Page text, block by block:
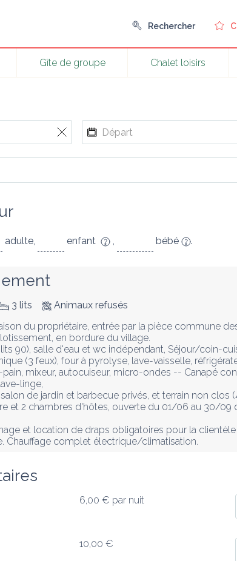
Rechercher
Gîte de groupe Chalet loisirs
adulte, enfant , bébé .
3 lits
Animaux refusés
du propriétaire, entrée par la pièce commune
en bordure du village.
90), salle d'eau et wc indépendant, Séjour/coin-
(3 feux), four à pyrolyse, lave-vaisselle,
mixeur, autocuiseur, micro-ondes -- Canapé
linge,
de jardin et barbecue privés, et terrain non clos
et 2 chambres d'hôtes, ouverte du 01/06 au 30/09
et location de draps obligatoires pour la
Chauffage complet électrique/climatisation.
6,00 € par nuit
10,00 €